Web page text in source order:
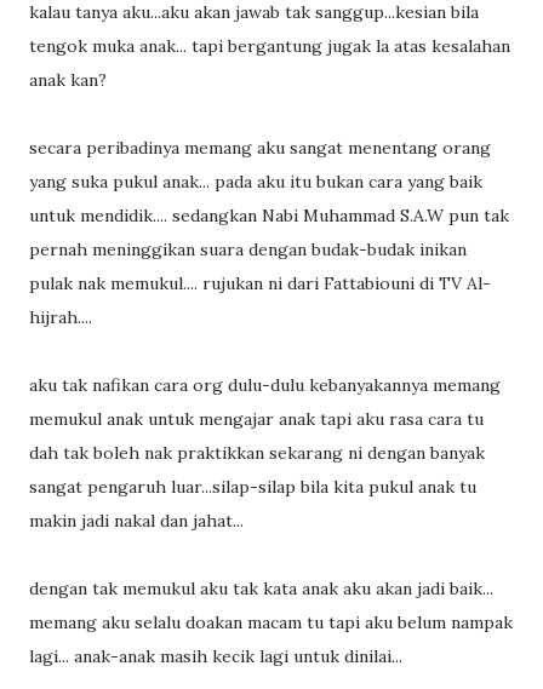
kalau tanya aku...aku akan jawab tak sanggup...kesian bila
tengok muka anak... tapi bergantung jugak la atas kesalahan
anak kan?
secara peribadinya memang aku sangat menentang orang
yang suka pukul anak... pada aku itu bukan cara yang baik
untuk mendidik.... sedangkan Nabi Muhammad S.A.W pun tak
pernah meninggikan suara dengan budak-budak inikan
pulak nak memukul.... rujukan ni dari Fattabiouni di TV Al-
hijrah....
aku tak nafikan cara org dulu-dulu kebanyakannya memang
memukul anak untuk mengajar anak tapi aku rasa cara tu
dah tak boleh nak praktikkan sekarang ni dengan banyak
sangat pengaruh luar...silap-silap bila kita pukul anak tu
makin jadi nakal dan jahat...
dengan tak memukul aku tak kata anak aku akan jadi baik...
memang aku selalu doakan macam tu tapi aku belum nampak
lagi... anak-anak masih kecik lagi untuk dinilai...